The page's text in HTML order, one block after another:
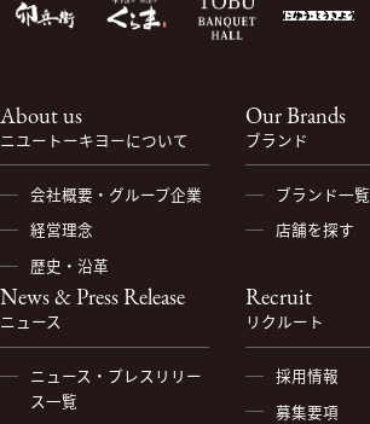
About us
ニユートーキヨーについて
会社概要・グループ企業
経営理念
歴史・沿革
Our Brands
ブランド
ブランド一覧
店舗を探す
News & Press Release
ニュース
ニュース・プレスリリー
ス一覧
Recruit
リクルート
採用情報
募集要項